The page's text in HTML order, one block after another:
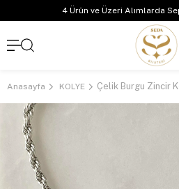
4 Ürün ve Üzeri Alımlarda
Anasayfa KOLYE Çelik Burgu Zincir